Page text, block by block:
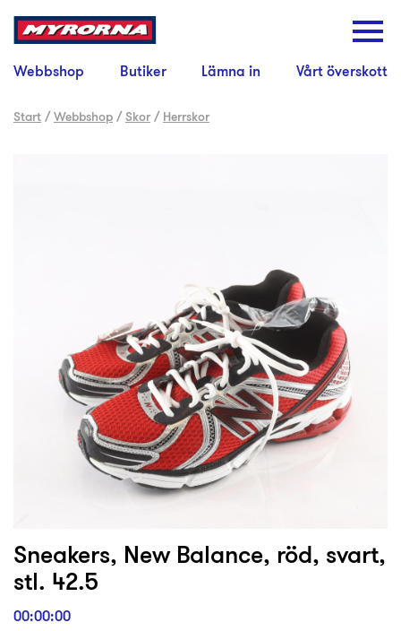
Webbshop Butiker Lämna in Vårt överskott
Start /Webbshop /Skor / Herrskor
Sneakers, New Balance, röd, svart,
stl. 42.5
00:00:00